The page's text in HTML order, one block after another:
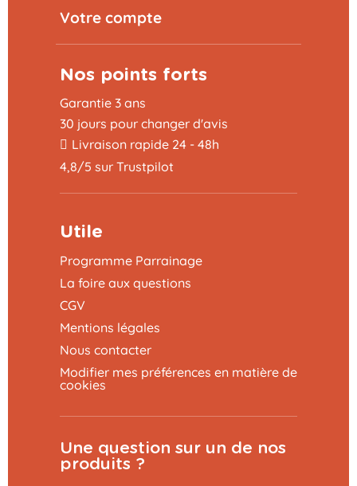
Ajouter au panier
Votre compte
Nos points forts
Garantie 3 ans
30 jours pour changer d'avis
Livraison rapide 24 - 48h
4,8/5 sur Trustpilot
Utile
Programme Parrainage
La foire aux questions
CGV
Mentions légales
Nous contacter
Modifier mes préférences en matière de
cookies
Une question sur un de nos
produits ?